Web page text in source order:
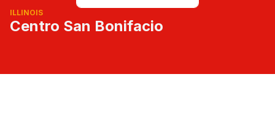
ILLINOIS
Centro San Bonifacio